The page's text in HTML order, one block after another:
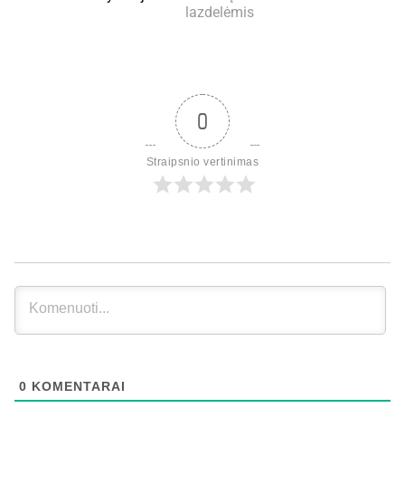
lazdelėmis
0
Straipsnio vertinimas
0 KOMENTARAI